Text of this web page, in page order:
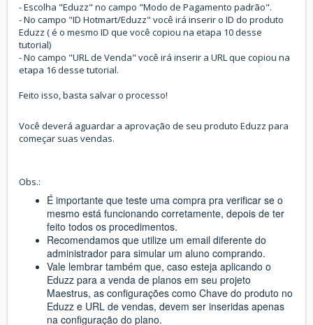
- Escolha "Eduzz" no campo "Modo de Pagamento padrão".
- No campo "ID Hotmart/Eduzz" você irá inserir o ID do produto
Eduzz ( é o mesmo ID que você copiou na etapa 10 desse
tutorial)
- No campo "URL de Venda" você irá inserir a URL que copiou na
etapa 16 desse tutorial.
Feito isso, basta salvar o processo!
Você deverá aguardar a aprovação de seu produto Eduzz para
começar suas vendas.
Obs.:
É importante que teste uma compra pra verificar se o
mesmo está funcionando corretamente, depois de ter
feito todos os procedimentos.
Recomendamos que utilize um email diferente do
administrador para simular um aluno comprando.
Vale lembrar também que, caso esteja aplicando o
Eduzz para a venda de planos em seu projeto
Maestrus, as configurações como Chave do produto no
Eduzz e URL de vendas, devem ser inseridas apenas
na configuração do plano.